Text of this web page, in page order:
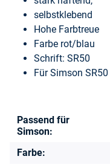
selbstklebend
Hohe Farbtreue
Farbe rot/blau
Schrift: SR50
Für Simson
Produkteigenschaft
Wert
Passend für
Simson:
Farbe: